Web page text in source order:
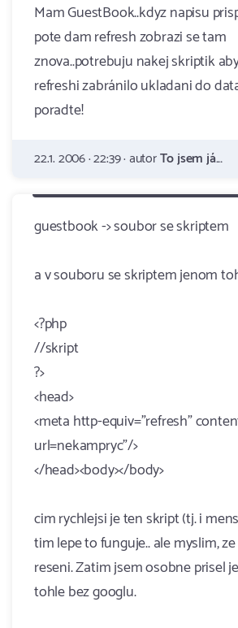
Mam GuestBook..kdyz napisu
pote dam refresh zobrazi se tam
znova..potrebuju nakej skriptik
refreshi zabránilo ukladani do
poradte!
22.1. 2006 · 22:39 · autorTo jsem já...
guestbook -> soubor se skriptem
a v souboru se skriptem jenom
<?php
//skript
?>
<head>
<meta http-equiv="refresh"
url=nekampryc"/>
</head><body></body>
cim rychlejsi je ten skript (tj. i
tim lepe to funguje.. ale myslim,
reseni. Zatim jsem osobne prisel
tohle bez googlu.